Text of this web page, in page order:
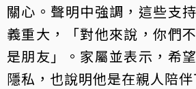
關心。聲明中強調，這些支
義重大，「對他來說，你們
是朋友」。家屬並表示，希
隱私，也說明他是在親人陪伴